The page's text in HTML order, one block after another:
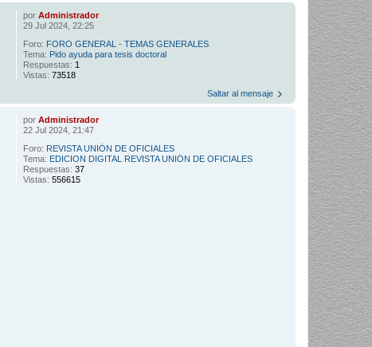
porAdministrador
29 Jul 2024, 22:25
Foro: FORO GENERAL - TEMAS GENERALES
Tema: Pido ayuda para tesis doctoral
Respuestas: 1
Vistas:73518
Saltar al mensaje
porAdministrador
22 Jul 2024, 21:47
Foro: REVISTA UNIÓN DE OFICIALES
Tema: EDICION DIGITAL REVISTA UNIÓN DE OFICIALES
Respuestas:37
Vistas:556615